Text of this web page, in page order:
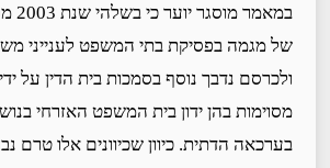
במאמר
של מגמה בפסיקת בתי המשפט לענייני
ולכרסם נדבך נוסף בסמכות בית הדין על
מסוימות בהן ידון בית המשפט האזרחי
בערכאה הדתית. כיוון שכיוונים אלו טרם